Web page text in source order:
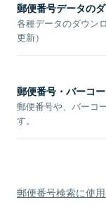
郵便番号データの
各種データのダウン
更新）
郵便番号・バーコ
郵便番号や、バーコ
す。
郵便番号検索に使